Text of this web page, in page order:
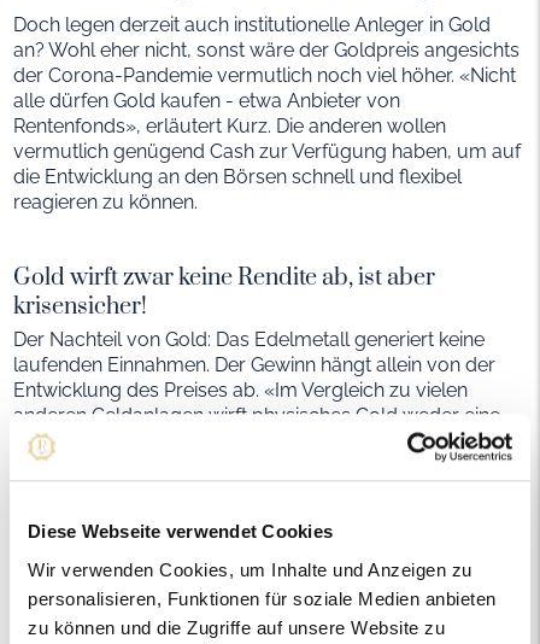
Diese Webseite verwendet Cookies
Wir verwenden Cookies, um Inhalte und Anzeigen zu
personalisieren, Funktionen für soziale Medien anbieten
zu können und die Zugriffe auf unsere Website zu
Doch legen derzeit auch institutionelle Anleger in Gold
an? Wohl eher nicht, sonst wäre der Goldpreis angesichts
der Corona-Pandemie vermutlich noch viel höher. «Nicht
alle dürfen Gold kaufen - etwa Anbieter von
Rentenfonds», erläutert Kurz. Die anderen wollen
vermutlich genügend Cash zur Verfügung haben, um auf
die Entwicklung an den Börsen schnell und flexibel
reagieren zu können.
Gold wirft zwar keine Rendite ab, ist aber
krisensicher!
Der Nachteil von Gold: Das Edelmetall generiert keine
laufenden Einnahmen. Der Gewinn hängt allein von der
Entwicklung des Preises ab. «Im Vergleich zu vielen
anderen Geldanlagen wirft physisches Gold weder eine
Rendite, noch eine Dividende ab», sagt Kurz.
Der Vorteil von Gold: «In der Vergangenheit hat sich der
entwickelt», erklärt Thomas Mai von der
Verbraucher in Krisen das Vertrauen in die Finanzmärkte
verlieren, kaufen sie oft als Alternative das Edelmetall.
«Gold ist auch eine Angstwährung», sagt Mai. Somit kann